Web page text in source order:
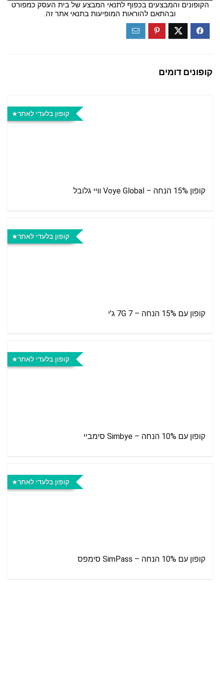
הקופונים והמבצעים בכפוף לתנאי המבצע של בית העסק כמפורט
ובהתאם להוראות המופיעות בתנאי אתר זה.
קופונים דומים
קופון בלעדי לאתר
קופון 15% הנחה – Voye Global וויי גלובל
קופון בלעדי לאתר
קופון עם 15% הנחה – 7G 7 ג'י
קופון בלעדי לאתר
קופון עם 10% הנחה – Simbye סימביי
קופון בלעדי לאתר
קופון עם 10% הנחה – SimPass סימפס